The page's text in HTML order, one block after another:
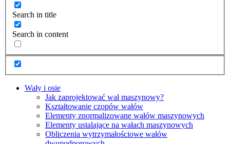
Search in title
Search in content
Wały i osie
Jak zaprojektować wał maszynowy?
Kształtowanie czopów wałów
Elementy znormalizowane wałów maszynowych
Elementy ustalające na wałach maszynowych
Obliczenia wytrzymałościowe wałów